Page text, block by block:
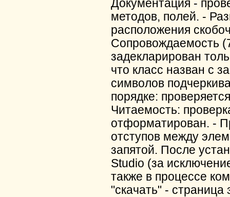
Документация -
методов, полей. -
расположения
Сопровождаемость
задекларирован
что класс назван с
символов
порядке:
Читаемость:
отформатирован. -
отступов между
запятой. После
Studio (за
также в процессе
"скачать" - страница